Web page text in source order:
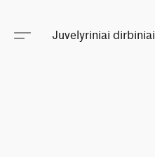
Juvelyriniai dirbiniai